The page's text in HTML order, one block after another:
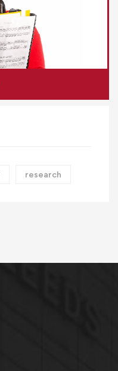
research